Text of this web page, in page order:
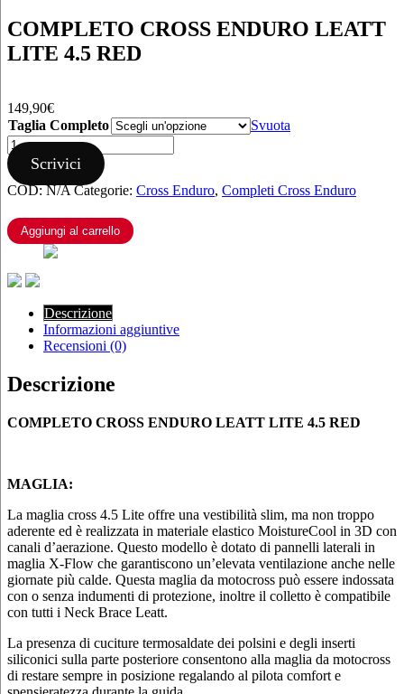
COMPLETO CROSS ENDURO LEATT
LITE 4.5 RED
149,90€
Taglia Completo
Svuota
COMPLETO
CROSS
ENDURO
LEATT
4.5
RED
quantità
Scrivici
COD:N/A Categorie: Cross Enduro, Completi Cross Enduro
Aggiungi al carrello
Descrizione
Informazioni aggiuntive
Recensioni (0)
Descrizione
COMPLETO CROSS ENDURO LEATT LITE 4.5 RED
MAGLIA:
La maglia cross 4.5 Lite offre una vestibilità slim, ma non troppo
aderente ed è realizzata in materiale elastico MoistureCool in 3D con
canali d’aerazione. Questo modello è dotato di pannelli laterali in
maglia X-Flow che garantiscono un’elevata ventilazione anche nelle
giornate più calde. Questa maglia da motocross può essere indossata
con o senza indumenti di protezione, inoltre il colletto è compatibile
con tutti i Neck Brace Leatt.
La presenza di cuciture termosaldate dei polsini e degli inserti
siliconici sulla parte posteriore consentono alla maglia da motocross
di restare sempre in posizione regalando al pilota comfort e